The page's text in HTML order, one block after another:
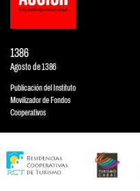
1386
Agosto de 1386
Publicación del Instituto
Movilizador de Fondos
Cooperativos